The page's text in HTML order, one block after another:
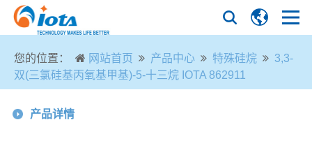
您的位置： 网站首页 产品中心 特殊硅烷
3,3-
双(三氯硅基丙氧基甲基)-5-十三烷 IOTA 862911
产品详情